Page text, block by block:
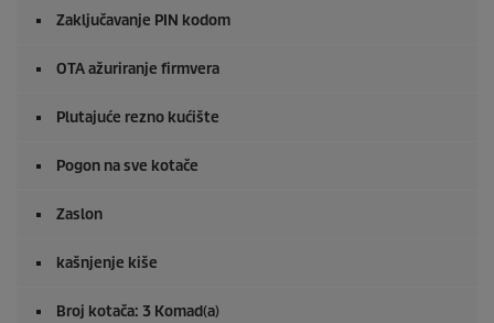
Zaključavanje PIN kodom
OTA ažuriranje firmvera
Plutajuće rezno kućište
Pogon na sve kotače
Zaslon
kašnjenje kiše
Broj kotača: 3 Komad(a)